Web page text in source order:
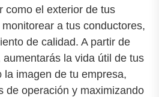
como el exterior de tus
a tus conductores,
de calidad. A partir de
la vida útil de tus
imagen de tu empresa,
de operación y maximizando